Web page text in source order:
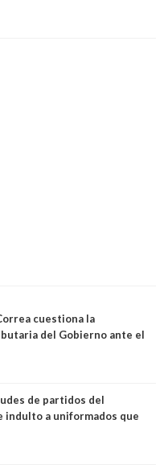
cuestiona la
del Gobierno ante el
la alternancia en el
de partidos del
indulto a uniformados que